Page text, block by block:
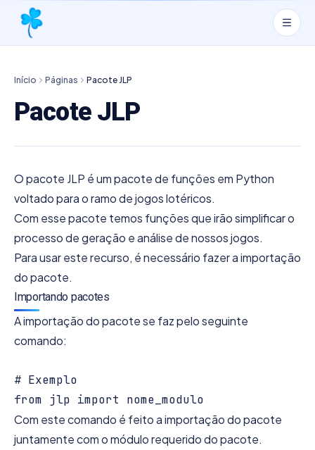
Início Páginas Pacote JLP
Pacote JLP
O pacote JLP é um pacote de funções em Python
voltado para o ramo de jogos lotéricos.
Com esse pacote temos funções que irão simplificar o
processo de geração e análise de nossos jogos.
Para usar este recurso, é necessário fazer a importação
do pacote.
Importando pacotes
A importação do pacote se faz pelo seguinte
comando:
# Exemplo
Com este comando é feito a importação do pacote
juntamente com o módulo requerido do pacote.